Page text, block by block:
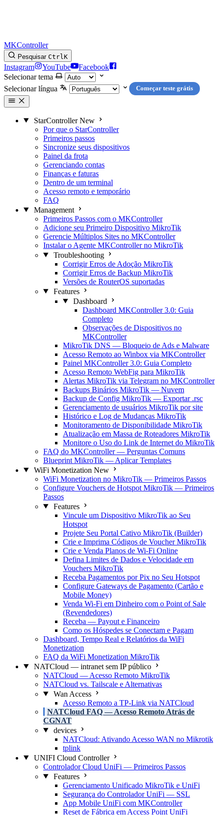
MKController
Pesquisar CtrlK
Instagram YouTube
Facebook
Selecionar tema
Selecionar língua
Começar teste grátis
StarController New
Por que o StarController
Primeiros passos
Sincronize seus dispositivos
Painel da frota
Gerenciando contas
Finanças e faturas
Dentro de um terminal
Acesso remoto e temporário
FAQ
Management
Primeiros Passos com o MKController
Adicione seu Primeiro Dispositivo MikroTik
Gerencie Múltiplos Sites no MKController
Instalar o Agente MKController no MikroTik
Troubleshooting
Corrigir Erros de Adoção MikroTik
Corrigir Erros de Backup MikroTik
Versões de RouterOS suportadas
Features
Dashboard
Dashboard MKController 3.0: Guia
Completo
Observações de Dispositivos no
MKController
MikroTik DNS — Bloqueio de Ads e Malware
Acesso Remoto ao Winbox via MKController
Painel MKController 3.0: Guia Completo
Acesso Remoto WebFig para MikroTik
Alertas MikroTik via Telegram no MKController
Backups Binários MikroTik — Nuvem
Backup de Config MikroTik — Exportar .rsc
Gerenciamento de usuários MikroTik por site
Histórico e Log de Mudanças MikroTik
Monitoramento de Disponibilidade MikroTik
Atualização em Massa de Roteadores MikroTik
Monitore o Uso do Link de Internet do MikroTik
FAQ do MKController — Perguntas Comuns
Blueprint MikroTik — Aplicar Templates
WiFi Monetization New
WiFi Monetization no MikroTik — Primeiros Passos
Configure Vouchers de Hotspot MikroTik — Primeiros
Passos
Features
Vincule um Dispositivo MikroTik ao Seu
Hotspot
Projete Seu Portal Cativo MikroTik (Builder)
Crie e Imprima Códigos de Voucher MikroTik
Crie e Venda Planos de Wi-Fi Online
Defina Limites de Dados e Velocidade em
Vouchers MikroTik
Receba Pagamentos por Pix no Seu Hotspot
Configure Gateways de Pagamento (Cartão e
Mobile Money)
Venda Wi-Fi em Dinheiro com o Point of Sale
(Revendedores)
Receba — Payout e Financeiro
Como os Hóspedes se Conectam e Pagam
Dashboard, Tempo Real e Relatórios da WiFi
Monetization
FAQ da WiFi Monetization MikroTik
NATCloud — intranet sem IP público
NATCloud — Acesso Remoto MikroTik
NATCloud vs. Tailscale e Alternativas
Wan Access
Acesso Remoto a TP-Link via NATCloud
NATCloud FAQ — Acesso Remoto Atrás de
CGNAT
devices
NATCloud: Ativando Acesso WAN no Mikrotik
tplink
UNIFI Cloud Controller
Controlador Cloud UniFi — Primeiros Passos
Features
Gerenciamento Unificado MikroTik e UniFi
Segurança do Controlador UniFi — SSL
App Mobile UniFi com MKController
Reset de Fábrica em Access Point UniFi